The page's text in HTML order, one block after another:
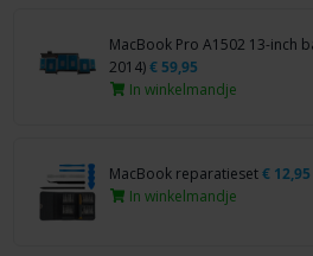
MacBook Pro A1502 13-inch
2014)€59,95
In winkelmandje
MacBook reparatieset€12,95
In winkelmandje